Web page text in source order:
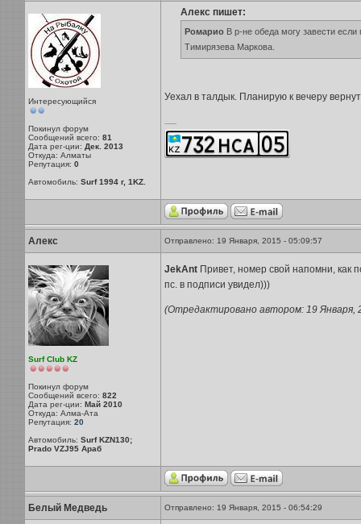
Интересующийся
Покинул форум
Сообщений всего: 81
Дата рег-ции: Дек. 2013
Откуда: Алматы
Репутация: 0
Автомобиль: Surf 1994 г, 1KZ.
Алекс пишет:
РомариоВ р-не обеда могу завести если
Тимирязева Маркова.
Уехал в талдык. Планирую к вечеру
-----
Алекс Отправлено: 19 Января, 2015 - 05:09:57
Surf Club KZ
Покинул форум
Сообщений всего: 822
Дата рег-ции: Май 2010
Откуда: Алма-Ата
Репутация: 20
Автомобиль: Surf KZN130;
Prado VZJ95 Араб
JekAntПривет, номер свой напомни, как
пс. в подписи увидел)))
(Отредактировано автором: 19 Января,
Белый Медведь Отправлено: 19 Января, 2015 - 06:54:29